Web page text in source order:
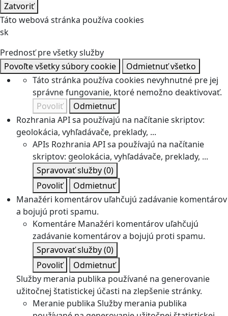
Zatvoriť
Táto webová stránka používa cookies
sk
Prednosť pre všetky služby
Povoľte všetky súbory cookie
Odmietnuť všetko
Táto stránka používa cookies nevyhnutné pre jej
správne fungovanie, ktoré nemožno deaktivovať.
Povoliť
Odmietnuť
Rozhrania API sa používajú na načítanie skriptov:
geolokácia, vyhľadávače, preklady, ...
APIs Rozhrania API sa používajú na načítanie
skriptov: geolokácia, vyhľadávače, preklady, ...
Spravovať služby(0)
Povoliť
Odmietnuť
Manažéri komentárov uľahčujú zadávanie komentárov
a bojujú proti spamu.
Komentáre Manažéri komentárov uľahčujú
zadávanie komentárov a bojujú proti spamu.
Spravovať služby(0)
Povoliť
Odmietnuť
Služby merania publika používané na generovanie
užitočnej štatistickej účasti na zlepšenie stránky.
Meranie publika Služby merania publika